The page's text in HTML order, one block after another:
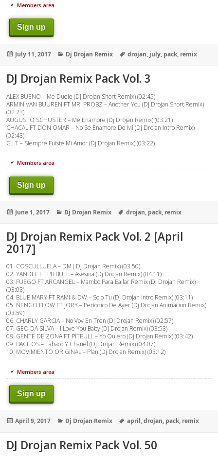
Members area
Sign up
Posted
July 11, 2017 Categories
Dj Drojan Remix Tags
drojan, july, pack, remix
DJ Drojan Remix Pack Vol. 3
ALEX BUENO – Me Duele (Dj Drojan Short Remix) (02:45)
ARMIN VAN BUUREN FT MR. PROBZ – Another You (Dj Drojan Short Remix)
(02:23)
AUGUSTO SCHUSTER – Me Enamore (Dj Drojan Remix) (03:21)
CHACAL FT DON OMAR – No Se Enamore De Mi (Dj Drojan Intro Remix)
(02:43)
G.I.T – Siempre Fuiste Mi Amor (Dj Drojan Remix) (03:22)
Members area
Sign up
Posted
June 1, 2017 Categories
Dj Drojan Remix Tags
drojan, pack, remix
DJ Drojan Remix Pack Vol. 2 [April
2017]
01. COSCULLUELA – DM ( Dj Drojan Remix) (03:50)
02. YANDEL FT PITBULL – Asesina (Dj Drojan Remix) (04:11)
03. FUEGO FT ARCANGEL – Mambo Para Bailar Remix (Dj Drojan Remix)
(03:03)
04. BLUE MARY FT RAMI & DW – Solo Tu (Dj Drojan Intro Remix) (03:11)
05. ÑENGO FLOW FT JORY – Periodico De Ayer (Dj Drojan Animacion Remix)
(03:59)
06. CHARLY GARCIA – No Voy En Tren (Dj Drojan Remix) (02:57)
07. GEO DA SILVA – I Love You Baby (Dj Drojan Remix) (03:53)
08. GENTE DE ZONA FT PITBULL – Yo Quiero (Dj Drojan Remix) (03:42)
09. BACILOS – Tabaco Y Chanel (Dj Drojan Remix) (04:07)
10. MOVIMIENTO ORIGINAL – Plan (Dj Drojan Remix) (03:12)
Members area
Sign up
Posted
April 9, 2017 Categories
Dj Drojan Remix Tags
april,drojan, pack, remix
DJ Drojan Remix Pack Vol. 50